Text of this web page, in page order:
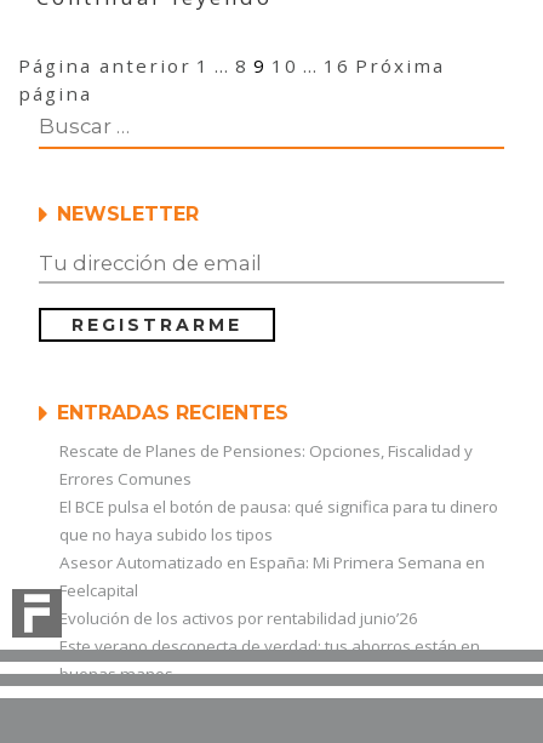
activos
julio’23»
Navegación
de
entradas
Página anterior Página
1 … Página
8 Página
9 Página
10 … Página
16 Próxima
página
NEWSLETTER
ENTRADAS RECIENTES
Rescate de Planes de Pensiones: Opciones, Fiscalidad y
Errores Comunes
El BCE pulsa el botón de pausa: qué significa para tu dinero
que no haya subido los tipos
Asesor Automatizado en España: Mi Primera Semana en
Feelcapital
Evolución de los activos por rentabilidad junio’26
Este verano desconecta de verdad: tus ahorros están en
buenas manos